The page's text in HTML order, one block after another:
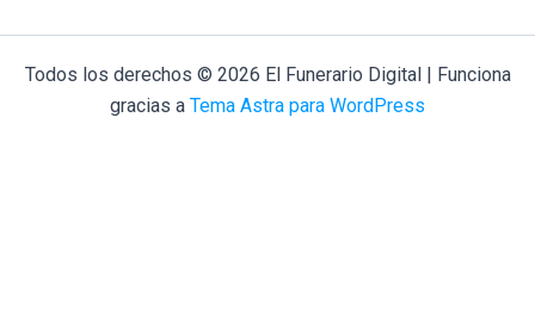
Todos los derechos © 2026 El Funerario Digital | Funciona
gracias a Tema Astra para WordPress